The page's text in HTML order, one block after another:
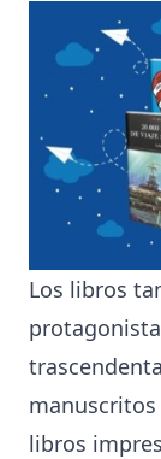
Los libros
libros